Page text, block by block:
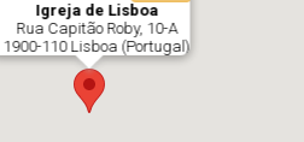
Igreja de Lisboa
Rua Capitão Roby, 10-A
1900-110 Lisboa (Portugal)